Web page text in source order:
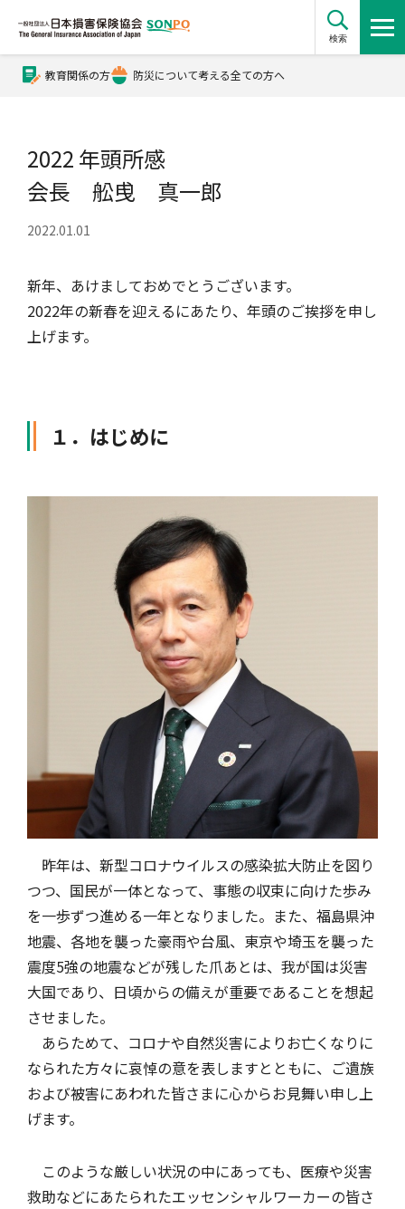
検索
公式Xアカウント
公式YouTubeチャンネル
損害保険とは？
損害保険とは？トップ
自動車保険
医療・介護保険
個人賠償責任保険
風水雪災等による損害を補償する損害保険
ペット保険
協会の活動・概要
協会の活動
業務・財務等に関する資料
規範、方針、指針・基準、ガイドライン等
所在地（本部・支部）
損害保険お役立ち情報
会員会社情報トップ
各社の商品について
お客様の声を受けた取り組み
保険金の支払状況（第三分野）
会員会社等一覧
試験・研修
損害保険代理店について
「損害保険登録鑑定人」認定試験
アジャスター試験
医療研修
交通事故医療研究助成
統計・刊行物・報告書
統計・刊行物・報告書トップ
刊行物・報告書
協会ニュースリリース
会員各社ニュースリリース
協会からのお知らせ
協会各地の活動
相談・通報等窓口トップ
損害保険の相談窓口
自然災害損保契約のご照会
他の紛争解決機関等
通報等窓口
教育関係の方 防災について考える全ての方へ
2022 年頭所感
会長 舩曵 真一郎
2022.01.01
新年、あけましておめでとうございます。
2022年の新春を迎えるにあたり、年頭のご挨拶を申し
上げます。
１．はじめに
昨年は、新型コロナウイルスの感染拡大防止を図り
つつ、国民が一体となって、事態の収束に向けた歩み
を一歩ずつ進める一年となりました。また、福島県沖
地震、各地を襲った豪雨や台風、東京や埼玉を襲った
震度5強の地震などが残した爪あとは、我が国は災害
大国であり、日頃からの備えが重要であることを想起
させました。
あらためて、コロナや自然災害によりお亡くなりに
なられた方々に哀悼の意を表しますとともに、ご遺族
および被害にあわれた皆さまに心からお見舞い申し上
げます。
このような厳しい状況の中にあっても、医療や災害
救助などにあたられたエッセンシャルワーカーの皆さ